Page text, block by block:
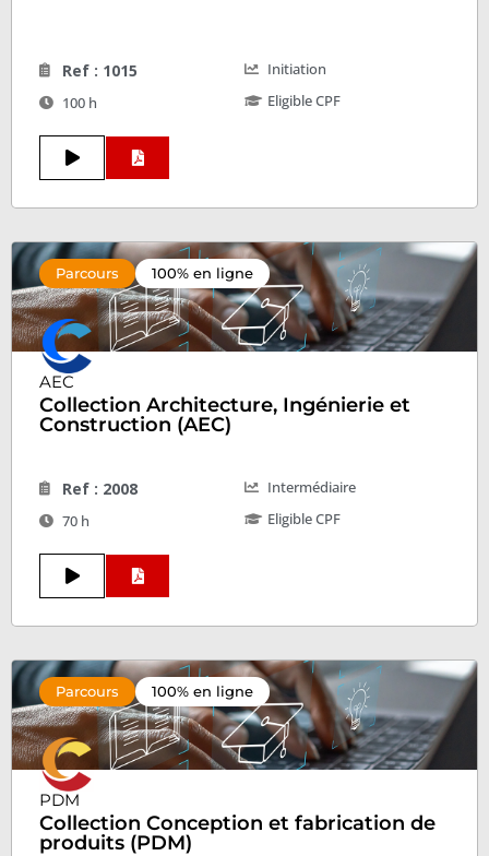
Ref : 1015
100 h
Initiation
Eligible CPF
Parcours 100% en ligne
AEC
Collection Architecture, Ingénierie et
Construction (AEC)
Ref : 2008
70 h
Intermédiaire
Eligible CPF
Parcours 100% en ligne
PDM
Collection Conception et fabrication de
produits (PDM)